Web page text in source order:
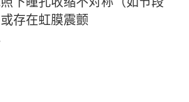
存在虹膜震颤